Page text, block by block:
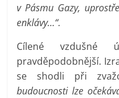
v Pásmu Gazy,
enklávy…“.
Cílené vzdušné
pravděpodobnější.
se shodli při
budoucnosti lze